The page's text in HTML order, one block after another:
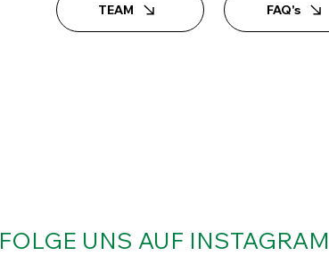
TEAM FAQ's
FOLGE UNS AUF INSTAGRAM